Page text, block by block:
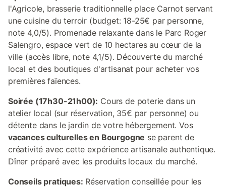
l'Agricole, brasserie traditionnelle place Carnot servant
une cuisine du terroir (budget: 18-25€ par personne,
note 4,0/5). Promenade relaxante dans le Parc Roger
Salengro, espace vert de 10 hectares au cœur de la
ville (accès libre, note 4,1/5). Découverte du marché
local et des boutiques d'artisanat pour acheter vos
premières faïences.
Soirée (17h30-21h00): Cours de poterie dans un
atelier local (sur réservation, 35€ par personne) ou
détente dans le jardin de votre hébergement. Vos
vacances culturelles en Bourgogne se parent de
créativité avec cette expérience artisanale authentique.
Dîner préparé avec les produits locaux du marché.
Conseils pratiques: Réservation conseillée pour les